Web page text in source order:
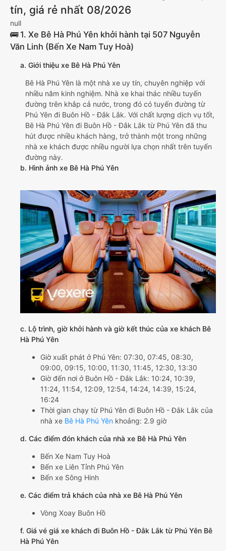
tín, giá rẻ nhất 08/2026
null
🚌 1. Xe Bê Hà Phú Yên khởi hành tại 507 Nguyễn
Văn Linh (Bến Xe Nam Tuy Hoà)
a. Giới thiệu xe Bê Hà Phú Yên
Bê Hà Phú Yên là một nhà xe uy tín, chuyên nghiệp với
nhiều năm kinh nghiệm. Nhà xe khai thác nhiều tuyến
đường trên khắp cả nước, trong đó có tuyến đường từ
Phú Yên đi Buôn Hồ - Đắk Lắk. Với chất lượng dịch vụ tốt,
Bê Hà Phú Yên đi Buôn Hồ - Đắk Lắk từ Phú Yên đã thu
hút được nhiều khách hàng, trở thành một trong những
nhà xe khách được nhiều người lựa chọn nhất trên tuyến
đường này.
b. Hình ảnh xe Bê Hà Phú Yên
c. Lộ trình, giờ khởi hành và giờ kết thúc của xe khách Bê
Hà Phú Yên
Giờ xuất phát ở Phú Yên: 07:30, 07:45, 08:30,
09:00, 09:15, 10:00, 11:30, 11:45, 12:30, 13:30
Giờ đến nơi ở Buôn Hồ - Đắk Lắk: 10:24, 10:39,
11:24, 11:54, 12:09, 12:54, 14:24, 14:39, 15:24,
16:24
Thời gian chạy từ Phú Yên đi Buôn Hồ - Đắk Lắk của
nhà xe Bê Hà Phú Yên khoảng: 2.9 giờ
d. Các điểm đón khách của nhà xe Bê Hà Phú Yên
Bến Xe Nam Tuy Hoà
Bến xe Liên Tỉnh Phú Yên
Bến xe Sông Hinh
e. Các điểm trả khách của nhà xe Bê Hà Phú Yên
Vòng Xoay Buôn Hồ
f. Giá vé giá xe khách đi Buôn Hồ - Đắk Lắk từ Phú Yên Bê
Hà Phú Yên